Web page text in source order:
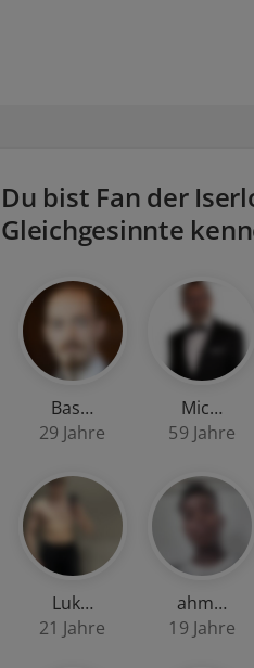
Du bist Fan der
Gleichgesinnte
Bas…
29 Jahre
Mic…
59 Jahre
Luk…
21 Jahre
ahm…
19 Jahre